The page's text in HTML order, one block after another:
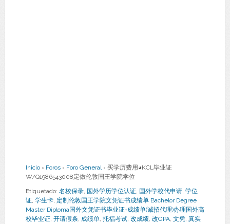
Inicio › Foros › Foro General › 买学历费用◕KCL毕业证
W/Q1986543008定做伦敦国王学院学位
Etiquetado: 名校保录, 国外学历学位认证, 国外学校代申请, 学位
证, 学生卡, 定制伦敦国王学院文凭证书成绩单 Bachelor Degree
Master Diploma国外文凭证书毕业证+成绩单(诚招代理)办理国外高
校毕业证, 开请假条, 成绩单, 托福考试, 改成绩, 改GPA, 文凭, 真实